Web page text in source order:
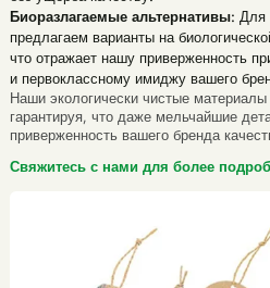
Биоразлагаемые альтернативы: Для
предлагаем варианты на
что отражает нашу приверженность
и первоклассному имиджу вашего
Наши экологически чистые
гарантируя, что даже мельчайшие
приверженность вашего бренда
Свяжитесь с нами для более